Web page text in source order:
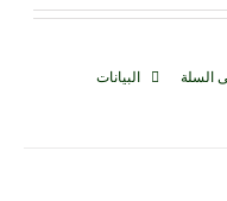
السلة البيانات